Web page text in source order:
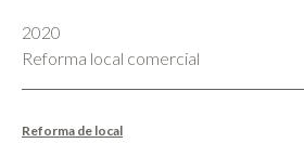
Reforma de local
2020
Reforma local comercial